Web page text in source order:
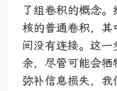
了组卷积的概念
核的普通卷积，
间没有连接。这
余，尽管可能会牺
弥补信息损失，